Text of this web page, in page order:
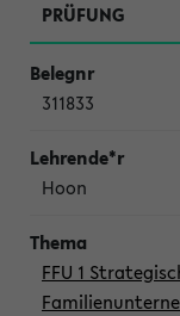
PRÜFUNG
311833
Hoon
FFU 1